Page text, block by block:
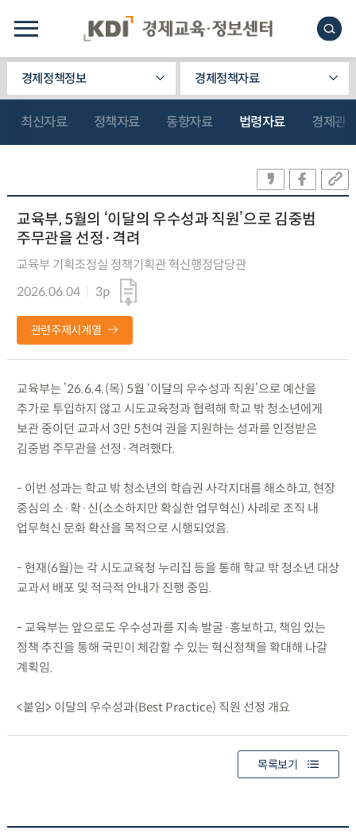
경제정책정보 경제정책자료
최신자료 정책자료 동향자료 법령자료 경제관
교육부, 5월의 ‘이달의 우수성과 직원’으로 김중범
주무관을 선정·격려
교육부 기획조정실 정책기획관 혁신행정담당관
2026.06.04
3p
관련주제시계열
교육부는 ’26.6.4.(목) 5월 ‘이달의 우수성과 직원’으로 예산을
추가로 투입하지 않고 시도교육청과 협력해 학교 밖 청소년에게
보관 중이던 교과서 3만 5천여 권을 지원하는 성과를 인정받은
김중범 주무관을 선정·격려했다.
- 이번 성과는 학교 밖 청소년의 학습권 사각지대를 해소하고, 현장
중심의 소·확·신(소소하지만 확실한 업무혁신) 사례로 조직 내
업무혁신 문화 확산을 목적으로 시행되었음.
- 현재(6월)는 각 시도교육청 누리집 등을 통해 학교 밖 청소년 대상
교과서 배포 및 적극적 안내가 진행 중임.
- 교육부는 앞으로도 우수성과를 지속 발굴·홍보하고, 책임 있는
정책 추진을 통해 국민이 체감할 수 있는 혁신정책을 확대해 나갈
계획임.
<붙임> 이달의 우수성과(Best Practice) 직원 선정 개요
목록보기